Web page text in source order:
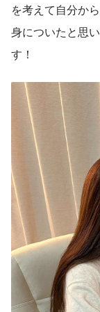
を考えて自分か
身についたと思
す！